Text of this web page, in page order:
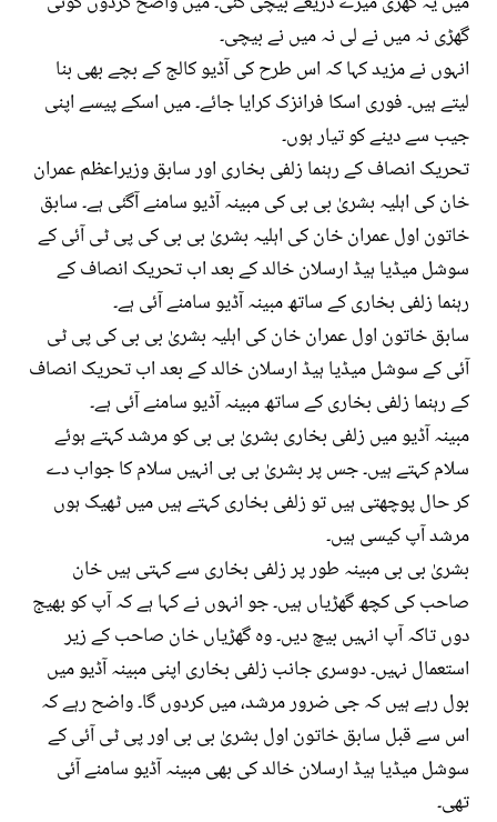
گھڑی نہ میں نے لی نہ میں نے بیچی۔
انہوں نے مزید کہا کہ اس طرح کی آڈیو کالج کے بچے بھی بنا
لیتے ہیں۔ فوری اسکا فرانزک کرایا جائے۔ میں اسکے پیسے اپنی
جیب سے دینے کو تیار ہوں۔
تحریک انصاف کے رہنما زلفی بخاری اور سابق وزیراعظم عمران
خان کی اہلیہ بشریٰ بی بی کی مبینہ آڈیو سامنے آگئی ہے۔ سابق
خاتون اول عمران خان کی اہلیہ بشریٰ بی بی کی پی ٹی آئی کے
سوشل میڈیا ہیڈ ارسلان خالد کے بعد اب تحریک انصاف کے
رہنما زلفی بخاری کے ساتھ مبینہ آڈیو سامنے آئی ہے۔
سابق خاتون اول عمران خان کی اہلیہ بشریٰ بی بی کی پی ٹی
آئی کے سوشل میڈیا ہیڈ ارسلان خالد کے بعد اب تحریک انصاف
کے رہنما زلفی بخاری کے ساتھ مبینہ آڈیو سامنے آئی ہے۔
مبینہ آڈیو میں زلفی بخاری بشریٰ بی بی کو مرشد کہتے ہوئے
سلام کہتے ہیں۔ جس پر بشریٰ بی بی انہیں سلام کا جواب دے
کر حال پوچھتی ہیں تو زلفی بخاری کہتے ہیں میں ٹھیک ہوں
مرشد آپ کیسی ہیں۔
بشریٰ بی بی مبینہ طور پر زلفی بخاری سے کہتی ہیں خان
صاحب کی کچھ گھڑیاں ہیں۔ جو انہوں نے کہا ہے کہ آپ کو بھیج
دوں تاکہ آپ انہیں بیچ دیں۔ وہ گھڑیاں خان صاحب کے زیر
استعمال نہیں۔ دوسری جانب زلفی بخاری اپنی مبینہ آڈیو میں
بول رہے ہیں کہ جی ضرور مرشد، میں کردوں گا۔ واضح رہے کہ
اس سے قبل سابق خاتون اول بشریٰ بی بی اور پی ٹی آئی کے
سوشل میڈیا ہیڈ ارسلان خالد کی بھی مبینہ آڈیو سامنے آئی
تھی۔